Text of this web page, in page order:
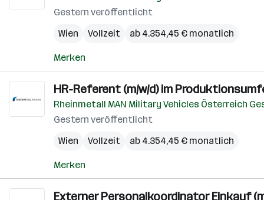
Gestern veröffentlicht
Wien
Vollzeit ab 4.354,45 € monatlich
Merken
HR-Referent (m/w/d) im
Rheinmetall MAN Military Vehicles Österreich
Gestern veröffentlicht
Wien
Vollzeit ab 4.354,45 € monatlich
Merken
Externer Personalkoordinator Einkauf